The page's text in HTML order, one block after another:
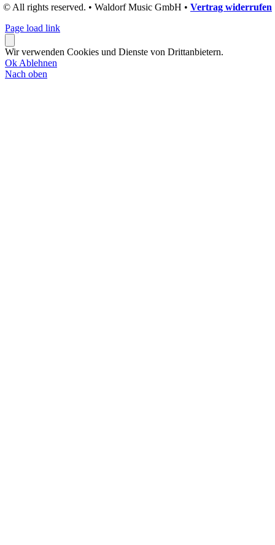
© All rights reserved. • Waldorf Music GmbH • Vertrag widerrufen
Page load link
Wir verwenden Cookies und Dienste von Drittanbietern.
Ok Ablehnen
Nach oben